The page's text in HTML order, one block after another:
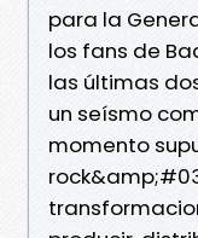
para la
los fans de
las últimas
un seísmo
momento